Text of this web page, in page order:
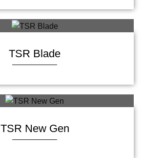
TSR Blade
TSR New Gen